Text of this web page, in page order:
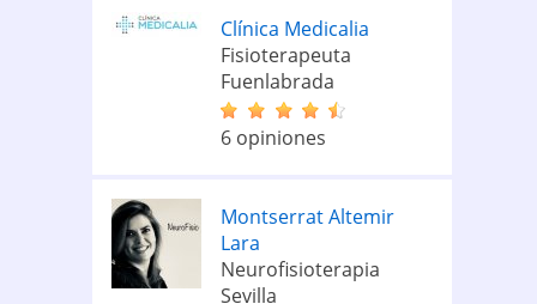
Clínica Medicalia
Fisioterapeuta
Fuenlabrada
6 opiniones
Montserrat Altemir
Lara
Neurofisioterapia
Sevilla